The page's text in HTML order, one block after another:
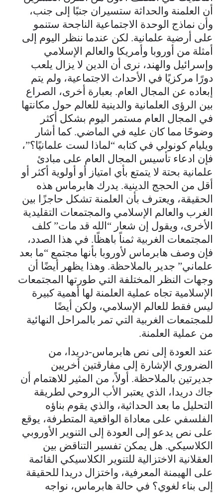
أن العلمنة والحداثة ستسيران جنبًا إلى جنب،
وأن نماذج الوحدة الاجتماعية الناجحة ستنمو
على أرضية علمانية. لكن عندما ننظر اليوم إلى
أمثلة من أوروبا وأمريكا والعالم الإسلامي
وإسرائيل والهند، نرى أن الدين لا يزال يلعب
دورًا مركزيًا في الأحداث الاجتماعية، ولم يتم
إبعاده عن المجال العام. بعبارة أخرى، الصراع
بين الرؤى العلمانية والدينية للعالم حول مكانتها
في المجال العام مستمر اليوم بشكل أكثر
وضوحًا مما كان عليه في الماضي. كما أشار
ويليام كونولي في كتابه “لماذا لست علمانيًا؟”،
فإن ادعاء تأسيس المجال العام على مبادئ
علمانية بحتة لا يتمتع بأي امتياز أو أولوية أكثر أو
أقل من الحجج الدينية. يدرك هابرماس هذه
الحقيقة، ويعترف بأن العلمنة تشكل حاجزًا بين
الغرب والعالم الإسلامي والمجتمعات التقليدية
الأخرى، ويقول إن شعار “الله قد مات” كلف
المجتمعات الغربية ثمناً باهظًا. في هذا الصدد،
فإن وصف هابرماس لأوروبا بأنها مجتمع “ما بعد
علماني” جدير بالملاحظة. وهذا يظهر أيضًا أن
وجهات النظر المختلفة التي طورتها المجتمعات
الإسلامية تجاه عملية العلمنة لها أهمية كبيرة
ليس فقط للعالم الإسلامي، ولكن أيضًا
للمجتمعات الغربية التي تمر بالمراحل النهائية
من عملية العلمنة.
عند العودة إلى نص هابرماس-دريدا، من
الضروري الإشارة إلى مفارقتين أخريين
جديرتين بالملاحظة. أولاً، من المثير للاهتمام أن
جاك دريدا، الذي يعتبر الأب الروحي لطريقة
التحليل ما بعد الحداثية، والذي يقوم بناؤه
الفلسفي على معاداة الواقعية المتطرفة، يوقع
على نص يدعو إلى العودة إلى التنوير الأوروبي
الكلاسيكي. هل يمكن تفسير التناقض بين
العقلانية الاختزالية للتنوير الكلاسيكي القائمة
على الهيمنة المعرفية، واختزال دريدا للحقيقة
إلى بناء لغوي؟ في حالة هابرماس، نواجه